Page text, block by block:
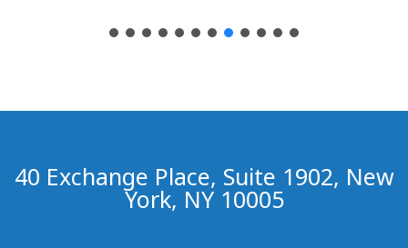
40 Exchange Place, Suite 1902, New
York, NY 10005